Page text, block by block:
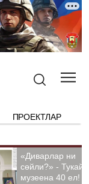
ПРОЕКТЛАР
«Диварлар ни
сөйли?» - Тукай
музеена 40 ел!